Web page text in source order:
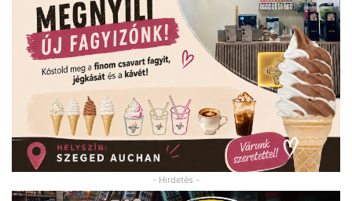
- Hirdetés -